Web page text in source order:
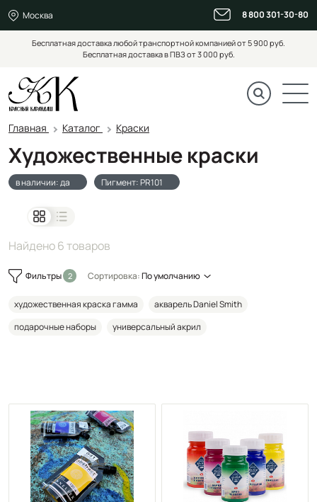
Москва 8 800 301-30-80
Бесплатная доставка любой транспортной компанией от 5 900 руб.
Бесплатная доставка в ПВЗ от 3 000 руб.
Главная Каталог Краски
Художественные краски
в наличии: да Пигмент: PR101
Найдено 6 товаров
Фильтры Сортировка:По умолчанию
художественная краска гамма
акварель Daniel Smith
подарочные наборы
универсальный акрил